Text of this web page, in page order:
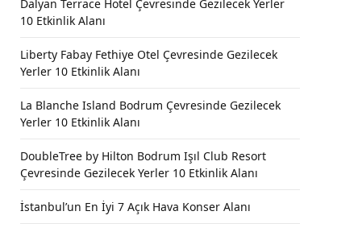
Dalyan Terrace Hotel Çevresinde Gezilecek Yerler
10 Etkinlik Alanı
Liberty Fabay Fethiye Otel Çevresinde Gezilecek
Yerler 10 Etkinlik Alanı
La Blanche Island Bodrum Çevresinde Gezilecek
Yerler 10 Etkinlik Alanı
DoubleTree by Hilton Bodrum Işıl Club Resort
Çevresinde Gezilecek Yerler 10 Etkinlik Alanı
İstanbul’un En İyi 7 Açık Hava Konser Alanı